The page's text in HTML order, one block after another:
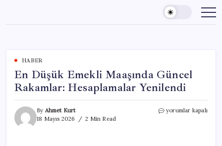
content
HABER
En Düşük Emekli Maaşında Güncel
Rakamlar: Hesaplamalar Yenilendi
By Ahmet Kurt
18 Mayıs 2026
2 Min Read
En
yorumlar kapalı